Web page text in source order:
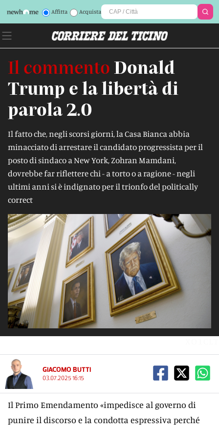
Affitta Acquista
Il commento Donald
Trump e la libertà di
parola 2.0
Il fatto che, negli scorsi giorni, la Casa Bianca abbia
minacciato di arrestare il candidato progressista per il
posto di sindaco a New York, Zohran Mamdani,
dovrebbe far riflettere chi - a torto o a ragione - negli
ultimi anni si è indignato per il trionfo del politically
correct
GIACOMO BUTTI
03.07.2025 16:15
Il Primo Emendamento «impedisce al governo di
punire il discorso e la condotta espressiva perché